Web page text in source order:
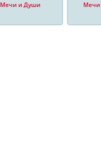
Мечи и Души Мечи